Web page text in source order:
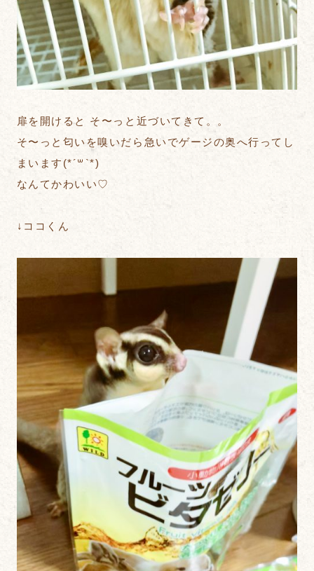
扉を開けると そ〜っと近づいてきて。。
そ〜っと匂いを嗅いだら急いでゲージの奥へ行ってし
まいます(*´꒳`*)
なんてかわいい♡
↓ココくん